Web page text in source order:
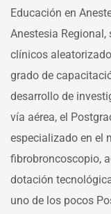
Educación en
Anestesia
clínicos
grado de
desarrollo de
vía aérea, el
especializado en el
fibrobroncoscopio,
dotación
uno de los pocos